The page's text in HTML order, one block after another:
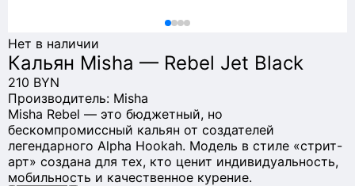
Нет в наличии
Кальян Misha — Rebel Jet Black
210 BYN
Производитель: Misha
Misha Rebel — это бюджетный, но
бескомпромиссный кальян от создателей
легендарного Alpha Hookah. Модель в стиле «стрит-
арт» создана для тех, кто ценит индивидуальность,
мобильность и качественное курение.